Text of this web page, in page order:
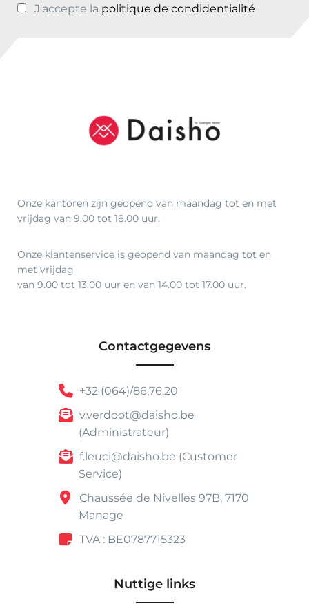
J'accepte la politique de condidentialité
Onze kantoren zijn geopend van maandag tot en met
vrijdag van 9.00 tot 18.00 uur.
Onze klantenservice is geopend van maandag tot en
met vrijdag
van 9.00 tot 13.00 uur en van 14.00 tot 17.00 uur.
Contactgegevens
+32 (064)/86.76.20
v.verdoot@daisho.be
(Administrateur)
f.leuci@daisho.be (Customer
Service)
Chaussée de Nivelles 97B, 7170
Manage
TVA : BE0787715323
Nuttige links